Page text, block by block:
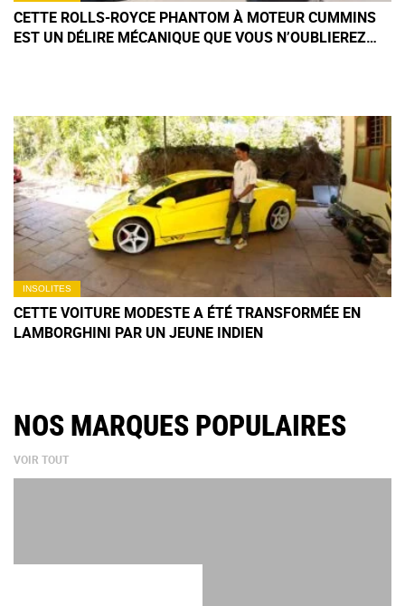
CETTE ROLLS-ROYCE PHANTOM À MOTEUR CUMMINS
EST UN DÉLIRE MÉCANIQUE QUE VOUS N’OUBLIEREZ
INSOLITES
CETTE VOITURE MODESTE A ÉTÉ TRANSFORMÉE EN
LAMBORGHINI PAR UN JEUNE INDIEN
NOS MARQUES POPULAIRES
VOIR TOUT